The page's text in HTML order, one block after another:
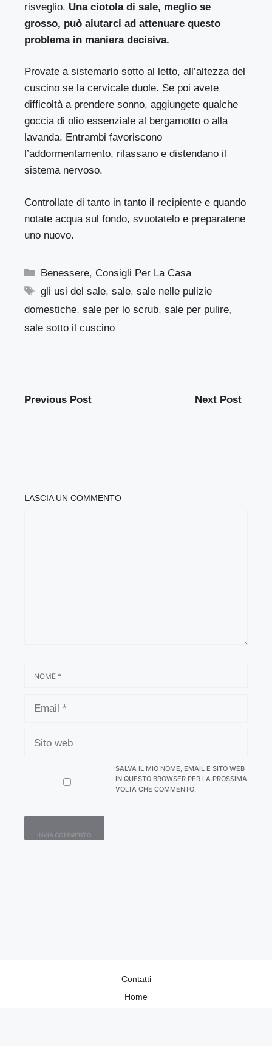
risveglio. Una ciotola di sale, meglio se
grosso, può aiutarci ad attenuare questo
problema in maniera decisiva.
Provate a sistemarlo sotto al letto, all’altezza del
cuscino se la cervicale duole. Se poi avete
difficoltà a prendere sonno, aggiungete qualche
goccia di olio essenziale al bergamotto o alla
lavanda. Entrambi favoriscono
l’addormentamento, rilassano e distendano il
sistema nervoso.
Controllate di tanto in tanto il recipiente e quando
notate acqua sul fondo, svuotatelo e preparatene
uno nuovo.
Categorie
Benessere,Consigli Per La Casa
Tag
gli usi del sale,sale,sale nelle pulizie
domestiche, sale per lo scrub, sale per pulire,
sale sotto il cuscino
Previous Post Next Post
LASCIA UN COMMENTO
WEB
SALVA IL MIO NOME, EMAIL E SITO WEB
IN QUESTO BROWSER PER LA PROSSIMA
VOLTA CHE COMMENTO.
Contatti
Home